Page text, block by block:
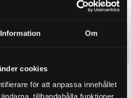
Information Om
cookies
för att anpassa innehållet
tillhandahålla funktioner
113,7 kg